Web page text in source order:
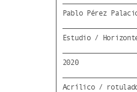
Pablo Pérez
Estudio /
2020
Acrílico /